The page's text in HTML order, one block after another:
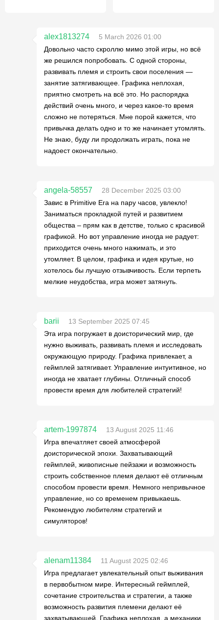
alex1813274
5 March 2026 01:00
Довольно часто скроллю мимо этой игры, но всё
же решился попробовать. С одной стороны,
развивать племя и строить свои поселения —
занятие затягивающее. Графика неплохая,
приятно смотреть на всё это. Но распорядка
действий очень много, и через какое-то время
сложно не потеряться. Мне порой кажется, что
привычка делать одно и то же начинает утомлять.
Не знаю, буду ли продолжать играть, пока не
надоест окончательно.
angela-58557
28 December 2025 03:00
Завис в Primitive Era на пару часов, увлекло!
Заниматься прокладкой путей и развитием
общества – прям как в детстве, только с красивой
графикой. Но вот управление иногда не радует:
приходится очень много нажимать, и это
утомляет. В целом, графика и идея крутые, но
хотелось бы лучшую отзывчивость. Если терпеть
мелкие неудобства, игра может затянуть.
barii
13 September 2025 07:45
Эта игра погружает в доисторический мир, где
нужно выживать, развивать племя и исследовать
окружающую природу. Графика привлекает, а
геймплей затягивает. Управление интуитивное, но
иногда не хватает глубины. Отличный способ
провести время для любителей стратегий!
artem-1997874
13 August 2025 11:46
Игра впечатляет своей атмосферой
доисторической эпохи. Захватывающий
геймплей, живописные пейзажи и возможность
строить собственное племя делают её отличным
способом провести время. Немного непривычное
управление, но со временем привыкаешь.
Рекомендую любителям стратегий и
симуляторов!
alenam11384
11 August 2025 02:46
Игра предлагает увлекательный опыт выживания
в первобытном мире. Интересный геймплей,
сочетание строительства и стратегии, а также
возможность развития племени делают её
захватывающей. Графика неплохая, а механики